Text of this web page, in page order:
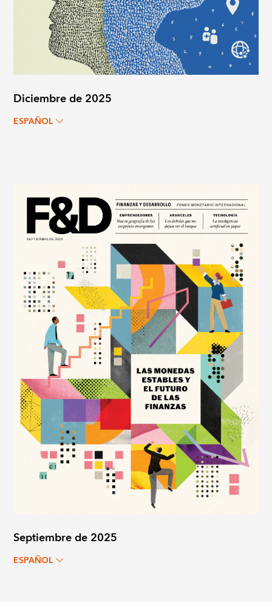
Diciembre de 2025
ESPAÑOL
Septiembre de 2025
ESPAÑOL